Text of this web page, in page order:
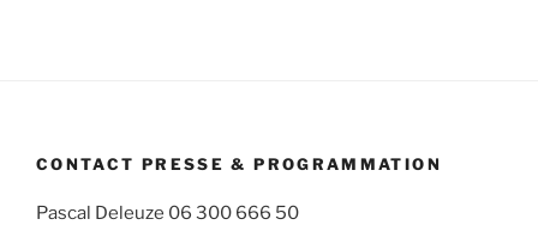
CONTACT PRESSE & PROGRAMMATION
Pascal Deleuze 06 300 666 50